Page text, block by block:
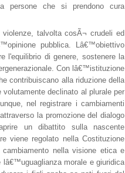
persone che si prendono cura
talvolta cosÃ¬ crudeli ed
pubblica. Lâ€™obiettivo
l'equilibrio di genere, sostenere la
Con lâ€™istituzione
contribuiscano alla riduzione della
declinato al plurale per
nel registrare i cambiamenti
la promozione del dialogo
un dibattito sulla nascente
viene regolato nella Costituzione
nella visione etica e
morale e giuridica